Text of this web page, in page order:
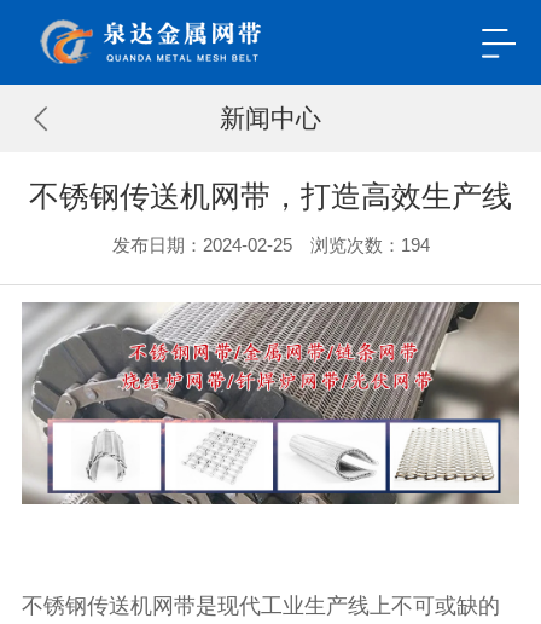
新闻中心
不锈钢传送机网带，打造高效生产线
发布日期：2024-02-25 浏览次数： 194
不锈钢传送机网带是现代工业生产线上不可或缺的